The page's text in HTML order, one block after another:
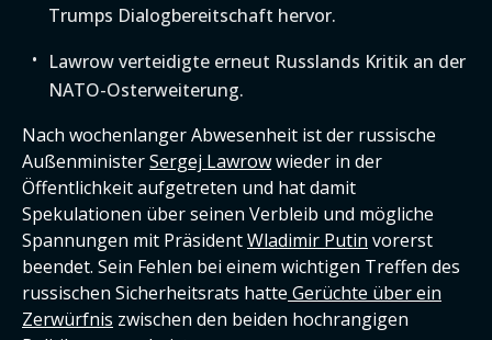
Trumps Dialogbereitschaft hervor.
Lawrow verteidigte erneut Russlands Kritik an der
NATO-Osterweiterung.
Nach wochenlanger Abwesenheit ist der russische
AußenministerSergej Lawrowwieder in der
Öffentlichkeit aufgetreten und hat damit
Spekulationen über seinen Verbleib und mögliche
Spannungen mit PräsidentWladimir Putin vorerst
beendet. Sein Fehlen bei einem wichtigen Treffen des
russischen Sicherheitsrats hatte Gerüchte über ein
Zerwürfnis zwischen den beiden hochrangigen